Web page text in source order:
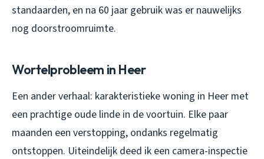
standaarden, en na 60 jaar gebruik was er nauwelijks
nog doorstroomruimte.
Wortelprobleem in Heer
Een ander verhaal: karakteristieke woning in Heer met
een prachtige oude linde in de voortuin. Elke paar
maanden een verstopping, ondanks regelmatig
ontstoppen. Uiteindelijk deed ik een camera-inspectie